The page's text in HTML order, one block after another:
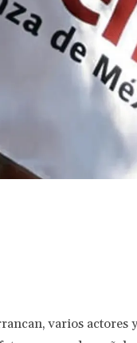
varios actores